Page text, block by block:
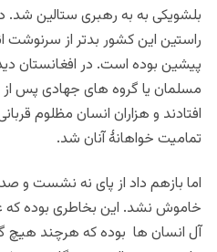
بلشویکی به به رهبری ستالین شد.
راستین این کشور بدتر از سرنوشت
پیشین بوده است. در افغانستان
مسلمان یا گروه های جهادی پس
افتادند و هزاران انسان مظلوم
تمامیت خواهانۀ آنان شد.
اما بازهم داد از پای نه نشست و
خاموش نشد. این بخاطری بوده که
آل انسان ها بوده که هرچند هیچ